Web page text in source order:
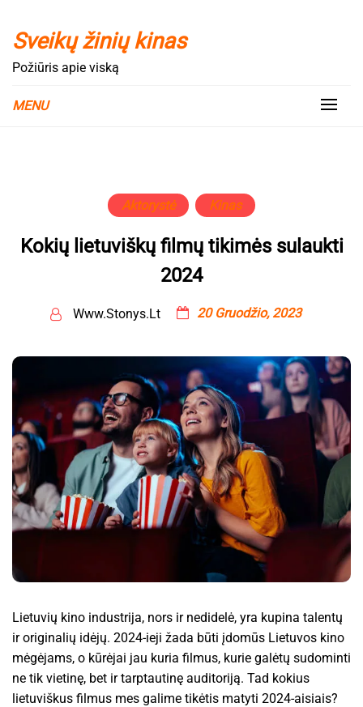
content
Sveikų žinių kinas
Požiūris apie viską
MENU
Aktorystė Kinas
Kokių lietuviškų filmų tikimės sulaukti
2024
Www.stonys.lt 20 Gruodžio, 2023
Lietuvių kino industrija, nors ir nedidelė, yra kupina talentų
ir originalių idėjų. 2024-ieji žada būti įdomūs Lietuvos kino
mėgėjams, o kūrėjai jau kuria filmus, kurie galėtų sudominti
ne tik vietinę, bet ir tarptautinę auditoriją. Tad kokius
lietuviškus filmus mes galime tikėtis matyti 2024-aisiais?